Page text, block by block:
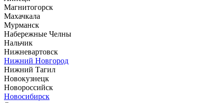
Магнитогорск
Махачкала
Мурманск
Набережные Челны
Нальчик
Нижневартовск
Нижний Новгород
Нижний Тагил
Новокузнецк
Новороссийск
Новосибирск